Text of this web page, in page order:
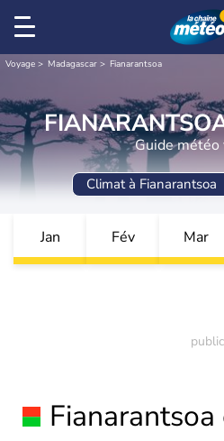
Voyage Madagascar Fianarantsoa
Guide météo
Climat à Fianarantsoa
Jan Fév Mar